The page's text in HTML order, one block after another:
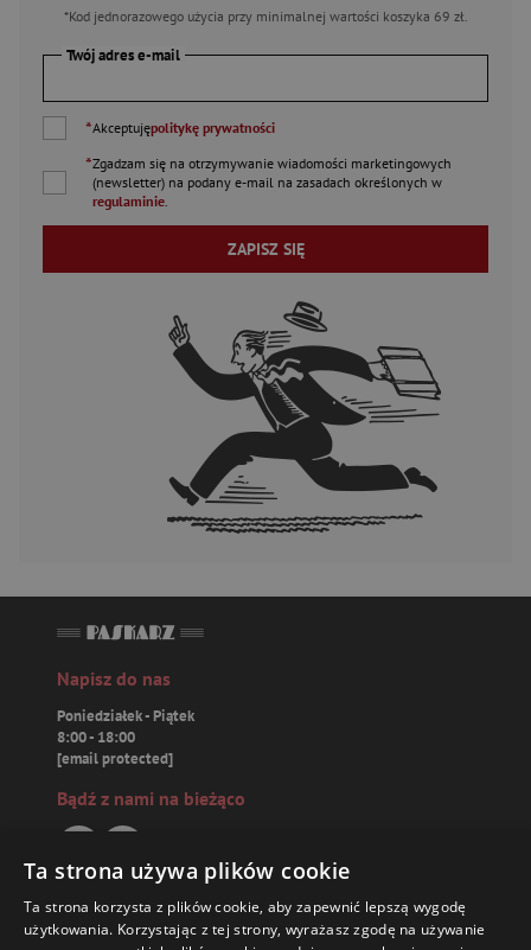
*Kod jednorazowego użycia przy minimalnej wartości koszyka 69 zł.
Twój adres e-mail
*Akceptujępolitykę prywatności
*Zgadzam się na otrzymywanie wiadomości marketingowych
(newsletter) na podany e-mail na zasadach określonych w
regulaminie.
ZAPISZ SIĘ
Napisz do nas
Poniedziałek - Piątek
8:00 - 18:00
[email protected]
Bądź z nami na bieżąco
Paskarz.pl
Ta strona używa plików cookie
Ta strona korzysta z plików cookie, aby zapewnić lepszą wygodę
użytkowania. Korzystając z tej strony, wyrażasz zgodę na używanie